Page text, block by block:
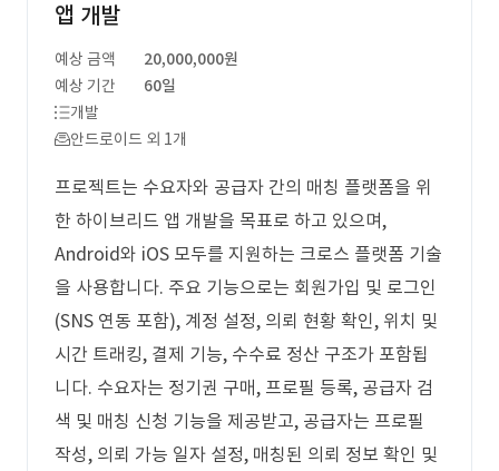
앱 개발
예상 금액
20,000,000원
예상 기간
60일
개발
안드로이드 외 1개
프로젝트는 수요자와 공급자 간의 매칭 플랫폼을 위
한 하이브리드 앱 개발을 목표로 하고 있으며,
Android와 iOS 모두를 지원하는 크로스 플랫폼 기술
을 사용합니다. 주요 기능으로는 회원가입 및 로그인
(SNS 연동 포함), 계정 설정, 의뢰 현황 확인, 위치 및
시간 트래킹, 결제 기능, 수수료 정산 구조가 포함됩
니다. 수요자는 정기권 구매, 프로필 등록, 공급자 검
색 및 매칭 신청 기능을 제공받고, 공급자는 프로필
작성, 의뢰 가능 일자 설정, 매칭된 의뢰 정보 확인 및